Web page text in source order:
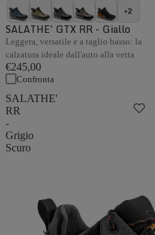
+2
SALATHE' GTX RR - Giallo
Leggera, versatile e a taglio basso: la
calzatura ideale dall'auto alla vetta
€245,00
Confronta
SALATHE'
RR
-
Grigio
Scuro